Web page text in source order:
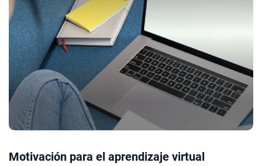
Motivación para el aprendizaje virtual